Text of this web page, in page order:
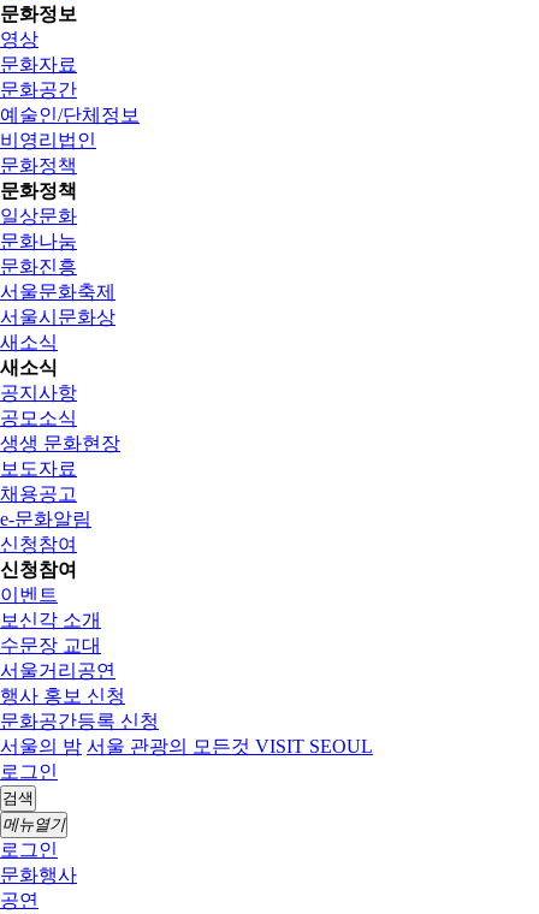
문화정보
영상
문화자료
문화공간
예술인/단체정보
비영리법인
문화정책
문화정책
일상문화
문화나눔
문화진흥
서울문화축제
서울시문화상
새소식
새소식
공지사항
공모소식
생생 문화현장
보도자료
채용공고
e-문화알림
신청참여
신청참여
이벤트
보신각 소개
수문장 교대
서울거리공연
행사 홍보 신청
문화공간등록 신청
서울의 밤 서울 관광의 모든것 VISIT SEOUL
로그인
검색
메뉴열기
로그인
문화행사
공연